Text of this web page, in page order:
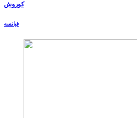
کوروش
فیانسه